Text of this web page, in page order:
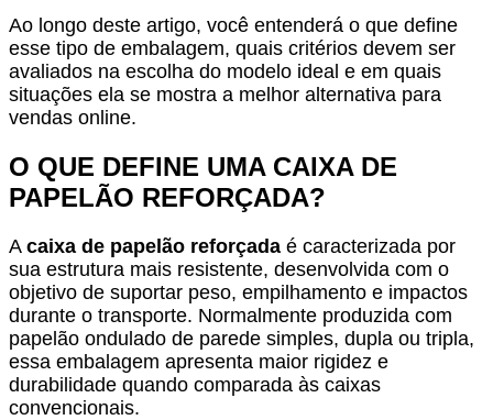
Ao longo deste artigo, você entenderá o que define
esse tipo de embalagem, quais critérios devem ser
avaliados na escolha do modelo ideal e em quais
situações ela se mostra a melhor alternativa para
vendas online.
O QUE DEFINE UMA CAIXA DE
PAPELÃO REFORÇADA?
A caixa de papelão reforçada é caracterizada por
sua estrutura mais resistente, desenvolvida com o
objetivo de suportar peso, empilhamento e impactos
durante o transporte. Normalmente produzida com
papelão ondulado de parede simples, dupla ou tripla,
essa embalagem apresenta maior rigidez e
durabilidade quando comparada às caixas
convencionais.